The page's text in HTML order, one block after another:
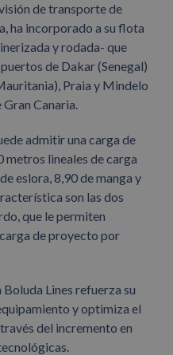
de transporte de
ha incorporado a su flota
y rodada- que
de Dakar (Senegal)
Praia y Mindelo
Gran Canaria.
admitir una carga de
metros lineales de carga
eslora, 8,90 de manga y
son las dos
que le permiten
de proyecto por
Lines refuerza su
y optimiza el
del incremento en